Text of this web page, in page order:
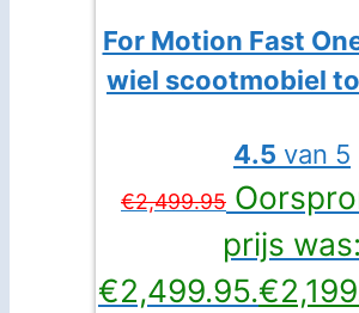
For Motion Fast
wiel scootmobiel
4.5 van 5
€2,499.95
prijs was:
€2,499.95.€